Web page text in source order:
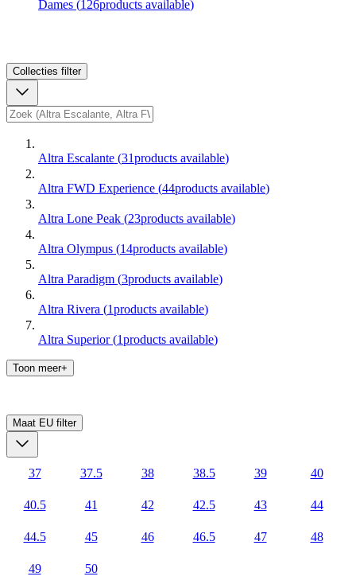
Dames (126products available)
Collecties filter
Altra Escalante (31products available)
Altra FWD Experience (44products available)
Altra Lone Peak (23products available)
Altra Olympus (14products available)
Altra Paradigm (3products available)
Altra Rivera (1products available)
Altra Superior (1products available)
Toon meer+
Maat EU filter
37 37.5 38 38.5 39 40
40.5 41 42 42.5 43 44
44.5 45 46 46.5 47 48
49 50